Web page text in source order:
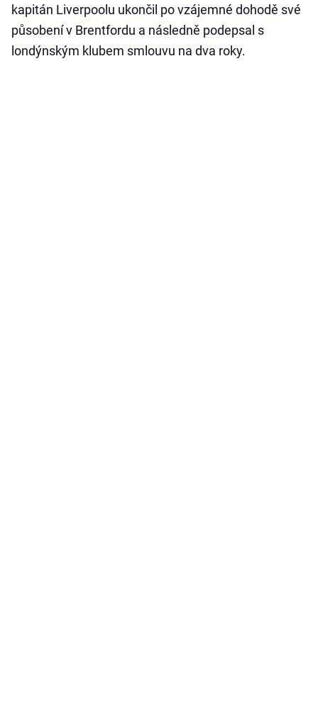
kapitán Liverpoolu ukončil po vzájemné dohodě své
působení v Brentfordu a následně podepsal s
londýnským klubem smlouvu na dva roky.